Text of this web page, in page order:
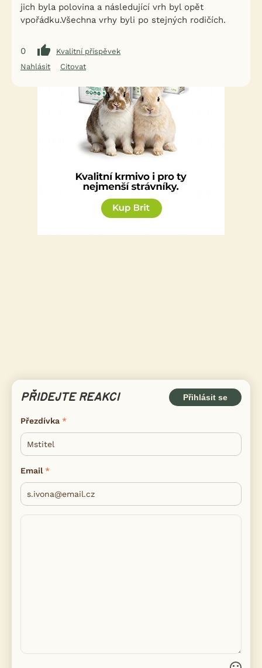
jich byla polovina a následující vrh byl opět
vpořádku.Všechna vrhy byli po stejných rodičích.
0
Kvalitní příspěvek
Nahlásit
Citovat
PŘIDEJTE REAKCI Přihlásit se
Přezdívka
Email